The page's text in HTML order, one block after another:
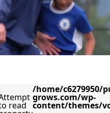
read
/home/c6279950/
grows.com/wp-
content/themes/